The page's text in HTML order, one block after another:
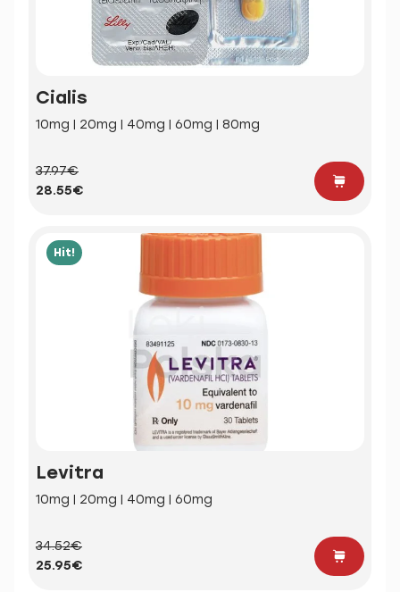
Cialis
10mg | 20mg | 40mg | 60mg | 80mg
37.97€
28.55€
Hit!
Levitra
10mg | 20mg | 40mg | 60mg
34.52€
25.95€